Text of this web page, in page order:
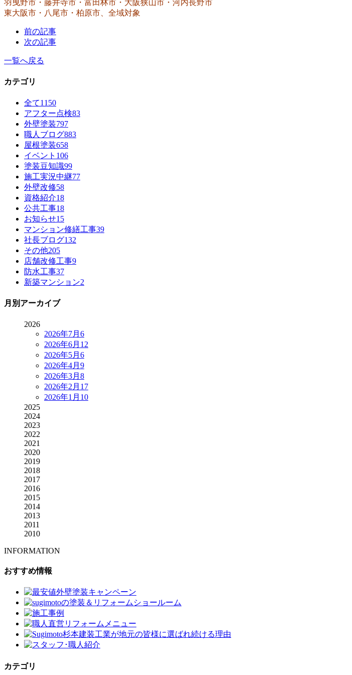
羽曳野市・藤井寺市・富田林市・大阪狭山市・河内長野市
東大阪市・八尾市・柏原市、全域対象
前の記事
次の記事
一覧へ戻る
カテゴリ
全て1150
アフター点検83
外壁塗装797
職人ブログ883
屋根塗装658
イベント 106
塗装豆知識99
施工実況中継77
外壁改修58
資格紹介18
公共工事18
お知らせ15
マンション修繕工事39
社長ブログ132
その他205
店舗改修工事9
防水工事37
新築マンション2
月別アーカイブ
2026
2026年7月 6
2026年6月 12
2026年5月 6
2026年4月 9
2026年3月 8
2026年2月 17
2026年1月 10
2025
2024
2023
2022
2021
2020
2019
2018
2017
2016
2015
2014
2013
2011
2010
INFORMATION
おすすめ情報
カテゴリ